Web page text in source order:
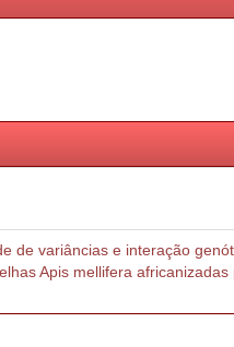
de variâncias e interação
Apis mellifera